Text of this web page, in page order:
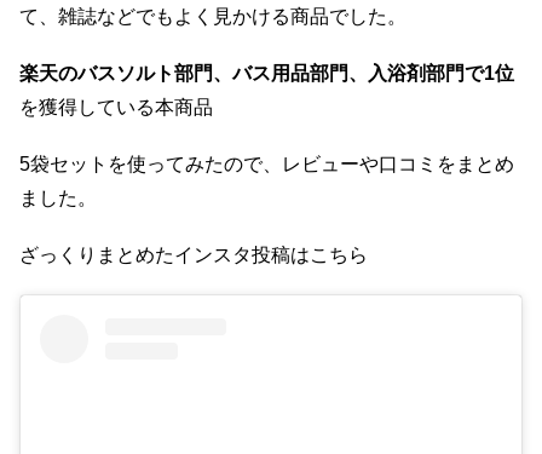
て、雑誌などでもよく見かける商品でした。
楽天のバスソルト部門、バス用品部門、入浴剤部門で1位
を獲得している本商品
5袋セットを使ってみたので、レビューや口コミをまとめ
ました。
ざっくりまとめたインスタ投稿はこちら